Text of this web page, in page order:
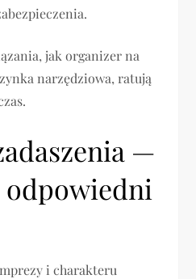
jak organizer na
narzędziowa, ratują
—
i charakteru